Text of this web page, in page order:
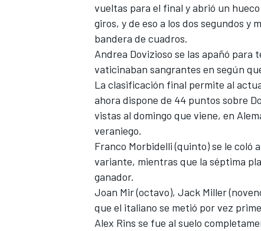
MÁS CATEGORÍAS
vueltas para el final y abrió un
giros, y de eso a los dos segundos y
bandera de cuadros.
Andrea Dovizioso se las apañó
vaticinaban sangrantes en según
La clasificación final permite al
ahora dispone de 44 puntos sobre
vistas al domingo que viene, en
veraniego.
Franco Morbidelli (quinto) se le coló
variante, mientras que la séptima
ganador.
Joan Mir (octavo), Jack Miller
que el italiano se metió por vez
Alex Rins se fue al suelo